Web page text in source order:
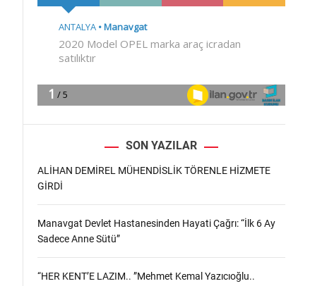
SON YAZILAR
ALİHAN DEMİREL MÜHENDİSLİK TÖRENLE HİZMETE
GİRDİ
Manavgat Devlet Hastanesinden Hayati Çağrı: “İlk 6 Ay
Sadece Anne Sütü”
“HER KENT’E LAZIM.. ”Mehmet Kemal Yazıcıoğlu..